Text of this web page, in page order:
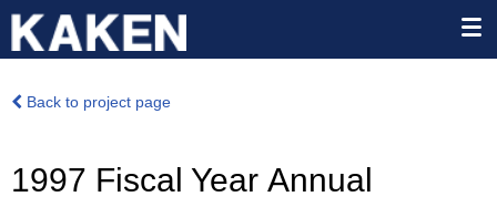
Back to project page
1997 Fiscal Year Annual